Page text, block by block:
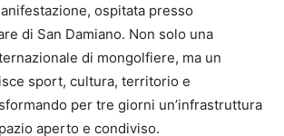
ospitata presso
di San Damiano. Non solo una
di mongolfiere, ma un
sport, cultura, territorio e
per tre giorni un’infrastruttura
aperto e condiviso.